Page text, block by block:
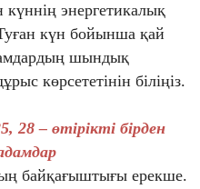
энергетикалық
Туған күн бойынша қай
шындық
көрсететінін біліңіз.
28 – өтірікті бірден
байқағыштығы ерекше.